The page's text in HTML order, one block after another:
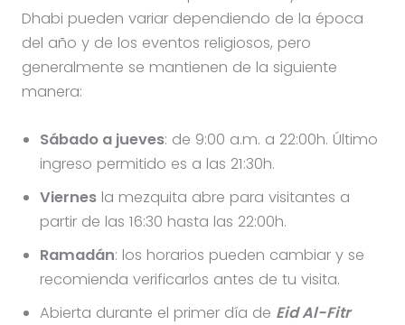
Dhabi pueden variar dependiendo de la época
del año y de los eventos religiosos, pero
generalmente se mantienen de la siguiente
manera:
Sábado a jueves: de 9:00 a.m. a 22:00h. Último
ingreso permitido es a las 21:30h.
Viernesla mezquita abre para visitantes a
partir de las 16:30 hasta las 22:00h.
Ramadán: los horarios pueden cambiar y se
recomienda verificarlos antes de tu visita.
Abierta durante el primer día de Eid Al-Fitr